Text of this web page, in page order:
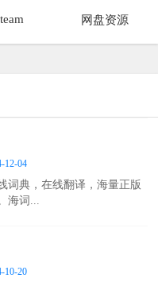
网盘资源
12-04
词典，在线翻译，海量正版
海词...
10-20